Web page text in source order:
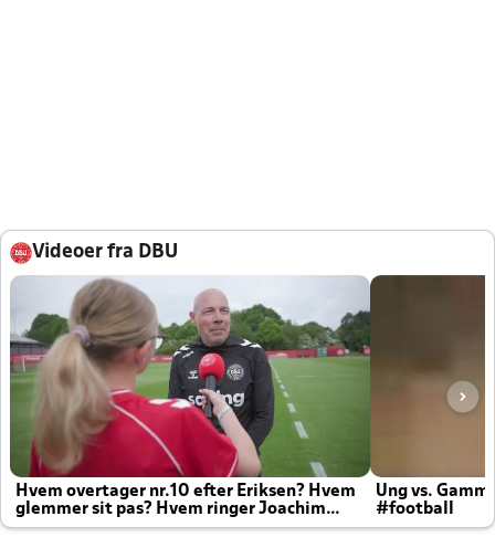
Videoer fra DBU
Hvem overtager nr.10 efter Eriksen? Hvem
glemmer sit pas? Hvem ringer Joachim
altid til efter kampe?
Ung vs.
#football